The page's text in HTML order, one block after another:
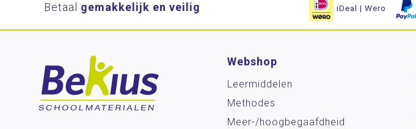
Betaal gemakkelijk en veilig iDeal | Wero
Webshop
Leermiddelen
Methodes
Meer-/hoog­begaafdheid